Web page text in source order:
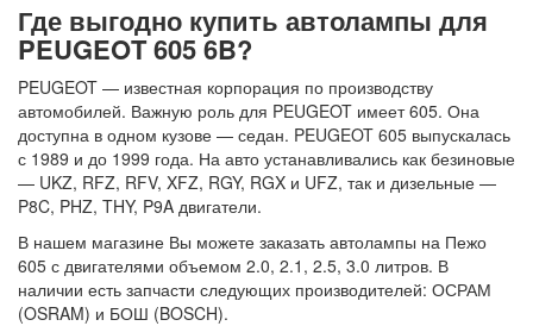
Где выгодно купить автолампы для
PEUGEOT 605 6B?
PEUGEOT — известная корпорация по производству
автомобилей. Важную роль для PEUGEOT имеет 605. Она
доступна в одном кузове — седан. PEUGEOT 605 выпускалась
с 1989 и до 1999 года. На авто устанавливались как безиновые
— UKZ, RFZ, RFV, XFZ, RGY, RGX и UFZ, так и дизельные —
P8C, PHZ, THY, P9A двигатели.
В нашем магазине Вы можете заказать автолампы на Пежо
605 с двигателями объемом 2.0, 2.1, 2.5, 3.0 литров. В
наличии есть запчасти следующих производителей: ОСРАМ
(OSRAM) и БОШ (BOSCH).